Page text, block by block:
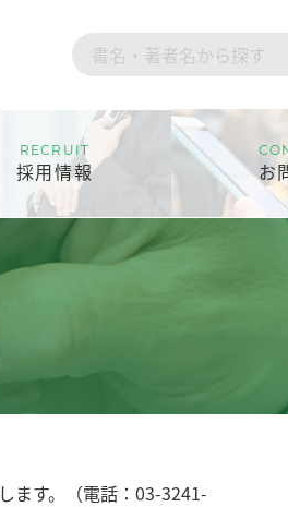
RECRUIT
採用情報 お
ます。（電話：03-3241-